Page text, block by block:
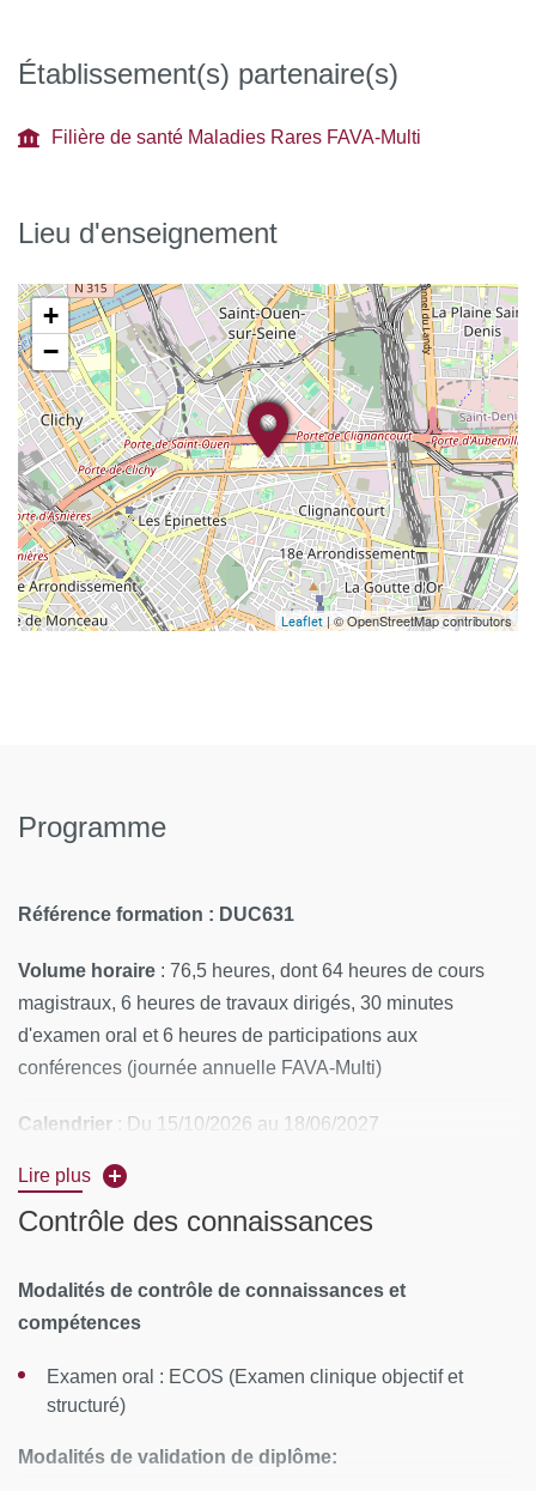
Établissement(s) partenaire(s)
Filière de santé Maladies Rares FAVA-Multi
Lieu d'enseignement
+
−
Leaflet | © OpenStreetMap contributors
Programme
Référence formation : DUC631
Volume horaire : 76,5 heures, dont 64 heures de cours
magistraux, 6 heures de travaux dirigés, 30 minutes
d'examen oral et 6 heures de participations aux
conférences (journée annuelle FAVA-Multi)
Calendrier : Du 15/10/2026 au 18/06/2027
15 et 16 octobre 2026
26 et 27 novembre 2026
28 et 29 janvier 2027
25 et 26 mars 2027
Lire plus
Contrôle des connaissances
Modalités de contrôle de connaissances et
compétences
Examen oral : ECOS (Examen clinique objectif et
structuré)
Modalités de validation de diplôme: